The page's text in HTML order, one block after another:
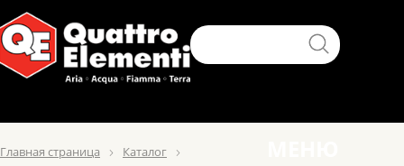
Главная страница Каталог